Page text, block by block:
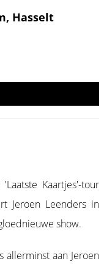
Hasselt
Kaartjes'-tour
Jeroen Leenders in
show.
allerminst aan Jeroen